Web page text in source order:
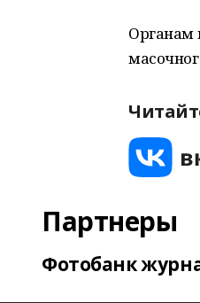
Органам
Партнеры
Фотобанк